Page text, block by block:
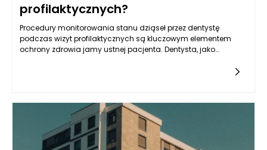
profilaktycznych?
Procedury monitorowania stanu dziąseł przez dentystę
podczas wizyt profilaktycznych są kluczowym elementem
ochrony zdrowia jamy ustnej pacjenta. Dentysta, jako
czynności, które mają na celu dokładną ocenę stanu zdrowia
dziąseł, a także całej jamy ustnej.